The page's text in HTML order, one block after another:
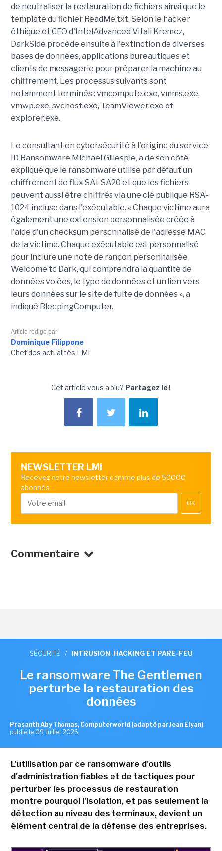
de neutraliser la restauration de fichiers ainsi que le
template du fichier ReadMe.txt. Selon le hacker
éthique et CEO d'IntelAdvanced Vitali Kremez,
DarkSide procède ensuite à l'extinction de diverses
bases de données, applications bureautiques et
clients de messagerie pour préparer la machine au
chiffrement. Les processus suivants sont
notamment terminés : vmcompute.exe, vmms.exe,
vmwp.exe, svchost.exe, TeamViewer.exe et
explorer.exe.
Le consultant en cybersécurité à l'origine du service
ID Ransomware Michael Gillespie, a de son côté
expliqué que le ransomware utilise par défaut un
chiffrement de flux SALSA20 et que les fichiers
peuvent aussi être chiffrés via une clé publique RSA-
1024 incluse dans l'exécutable. « Chaque victime aura
également une extension personnalisée créée à
l'aide d'un checksum personnalisé de l'adresse MAC
de la victime. Chaque exécutable est personnalisé
pour inclure une note de rançon personnalisée
Welcome to Dark, qui comprendra la quantité de
données volées, le type de données et un lien vers
leurs données sur le site de fuite de données », a
indiqué BleepingComputer.
Article rédigé par
Dominique Filippone
Chef des actualités LMI
Cet article vous a plu? Partagez le !
NEWSLETTER LMI
Recevez notre newsletter comme plus de 50000
abonnés
OK
Commentaire
SÉCURITÉ / INTRUSION, HACKING ET PARE-FEU
Le ransomware The Gentlemen
perturbe la restauration des
données
Prasanth Aby Thomas, Computerworld (adapté par Jean Elyan) ,
publié le 09 Juillet 2026
L'utilisation par ce ransomware d'outils
d'administration fiables et de tactiques pour
perturber les processus de restauration
montre pourquoi l'isolation, et pas seulement la
détection au niveau des terminaux, devient un
élément central de la défense des entreprises.